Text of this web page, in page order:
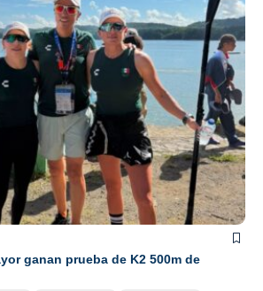
ganan prueba de K2 500m de